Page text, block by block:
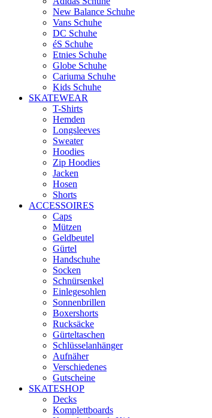
New Balance Schuhe
Vans Schuhe
DC Schuhe
éS Schuhe
Etnies Schuhe
Globe Schuhe
Cariuma Schuhe
Kids Schuhe
SKATEWEAR
T-Shirts
Hemden
Longsleeves
Sweater
Hoodies
Zip Hoodies
Jacken
Hosen
Shorts
ACCESSOIRES
Caps
Mützen
Geldbeutel
Gürtel
Handschuhe
Socken
Schnürsenkel
Einlegesohlen
Sonnenbrillen
Boxershorts
Rucksäcke
Gürteltaschen
Schlüsselanhänger
Aufnäher
Verschiedenes
Gutscheine
SKATESHOP
Decks
Komplettboards